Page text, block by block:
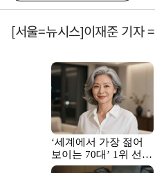
[서울=뉴시스]이재준 기자 =